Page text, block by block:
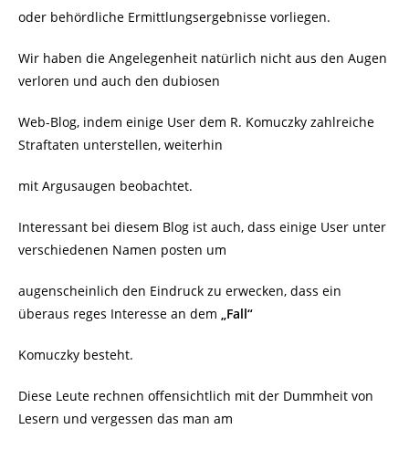
oder behördliche Ermittlungsergebnisse vorliegen.
Wir haben die Angelegenheit natürlich nicht aus den Augen
verloren und auch den dubiosen
Web-Blog, indem einige User dem R. Komuczky zahlreiche
Straftaten unterstellen, weiterhin
mit Argusaugen beobachtet.
Interessant bei diesem Blog ist auch, dass einige User unter
verschiedenen Namen posten um
augenscheinlich den Eindruck zu erwecken, dass ein
überaus reges Interesse an dem „Fall“
Komuczky besteht.
Diese Leute rechnen offensichtlich mit der Dummheit von
Lesern und vergessen das man am